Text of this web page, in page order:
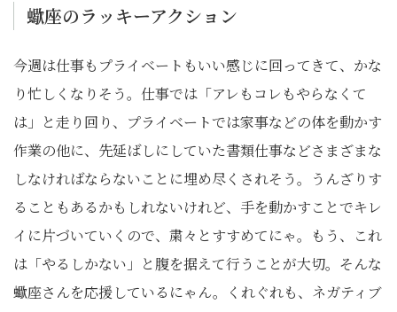
蠍座のラッキーアクション
今週は仕事もプライベートもいい感じに回ってきて、かな
り忙しくなりそう。仕事では「アレもコレもやらなくて
は」と走り回り、プライベートでは家事などの体を動かす
作業の他に、先延ばしにしていた書類仕事などさまざまな
しなければならないことに埋め尽くされそう。うんざりす
ることもあるかもしれないけれど、手を動かすことでキレ
イに片づいていくので、粛々とすすめてにゃ。もう、これ
は「やるしかない」と腹を据えて行うことが大切。そんな
蠍座さんを応援しているにゃん。くれぐれも、ネガティブ